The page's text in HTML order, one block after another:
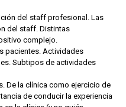
del staff profesional. Las
del staff. Distintas
complejo.
pacientes. Actividades
Subtipos de actividades
De la clínica como ejercicio de
de conducir la experiencia